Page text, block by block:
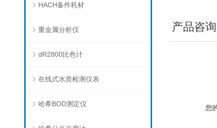
HACH备件耗材
重金属分析仪
dR2800比色计
在线式水质检测仪表
哈希BOD测定仪
产品咨询
您